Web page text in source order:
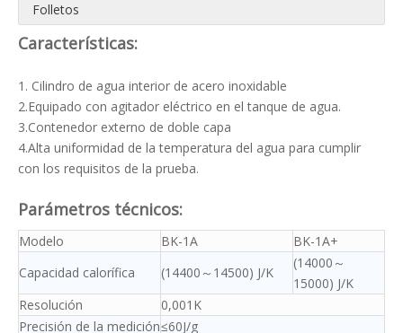
Folletos
Características:
1. Cilindro de agua interior de acero inoxidable
2.Equipado con agitador eléctrico en el tanque de agua.
3.Contenedor externo de doble capa
4.Alta uniformidad de la temperatura del agua para cumplir
con los requisitos de la prueba.
Parámetros técnicos:
Modelo BK-1A
BK-1A+
Capacidad calorífica
(14400～14500) J/K
(14000～
15000) J/K
Resolución
0,001K
Precisión de la medición≤60J/g